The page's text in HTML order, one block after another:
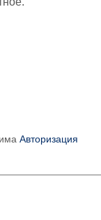
Авторизация